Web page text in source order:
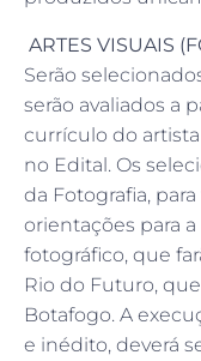
ARTES VISUAIS
Serão
serão avaliados a
currículo do
no Edital. Os
da Fotografia,
orientações para
fotográfico, que
Rio do Futuro,
Botafogo. A
e inédito, deverá